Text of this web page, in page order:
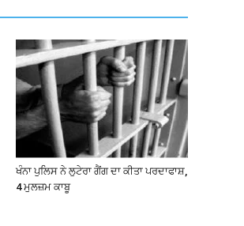
ਖੰਨਾ ਪੁਲਿਸ ਨੇ ਲੁਟੇਰਾ ਗੈਂਗ ਦਾ ਕੀਤਾ ਪਰਦਾਫਾਸ਼,
4 ਮੁਲਜ਼ਮ ਕਾਬੂ